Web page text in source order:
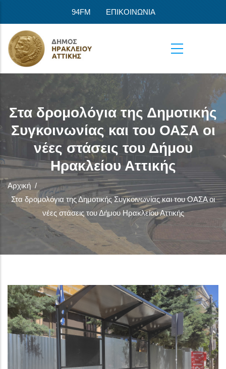
94FM ΕΠΙΚΟΙΝΩΝΙΑ
Στα δρομολόγια της Δημοτικής
Συγκοινωνίας και του ΟΑΣΑ οι
νέες στάσεις του Δήμου
Ηρακλείου Αττικής
Αρχική /
Στα δρομολόγια της Δημοτικής Συγκοινωνίας και του ΟΑΣΑ οι
νέες στάσεις του Δήμου Ηρακλείου Αττικής